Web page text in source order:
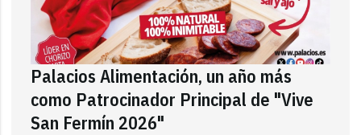
Palacios Alimentación, un año más
como Patrocinador Principal de "Vive
San Fermín 2026"